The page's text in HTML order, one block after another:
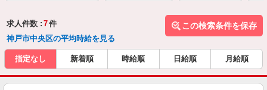
求人件数 : 7件
神戸市中央区の平均時給を見る
この検索条件を保存
指定なし 新着順 時給順 日給順 月給順